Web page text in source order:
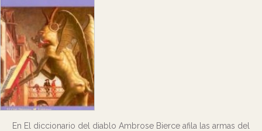
En El diccionario del diablo Ambrose Bierce afila las armas del